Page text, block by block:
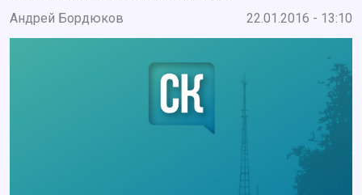
Андрей Бордюков 22.01.2016 - 13:10